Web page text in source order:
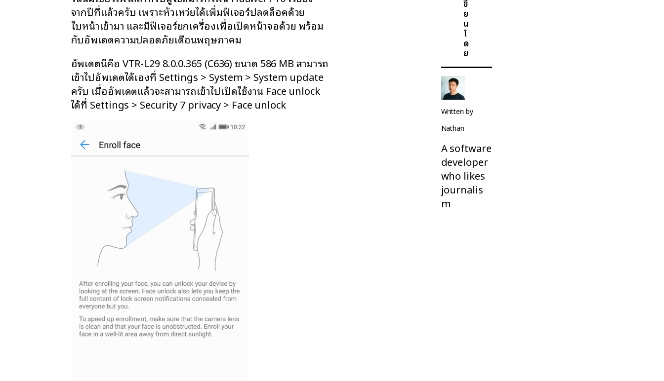
จากปีที่แล้วครับ เพราะหัวเหว่ยได้เพิ่มฟีเจอร์ปลดล็อคด้วย
ใบหน้าเข้ามา และมีฟีเจอร์ยกเครื่องเพื่อเปิดหน้าจอด้วย พร้อม
กับอัพเดตความปลอดภัยเดือนพฤษภาคม
อัพเดตนี้คือ VTR-L29 8.0.0.365 (C636) ขนาด 586 MB สามารถ
เข้าไปอัพเดตได้เองที่ Settings > System > System update
ครับ เมื่ออัพเดตแล้วจะสามารถเข้าไปเปิดใช้งาน Face unlock
ได้ที่ Settings > Security 7 privacy > Face unlock
ขี
ย
น
โ
ด
ย
Written by
Nathan
A software
developer
who likes
journalis
m